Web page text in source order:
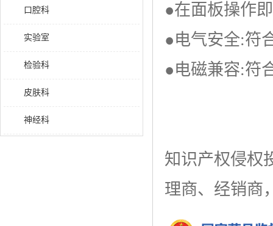
口腔科
实验室
检验科
皮肤科
神经科
●在面板操作
●电气安全:符
●电磁兼容:符
知识产权侵权
理商、经销商